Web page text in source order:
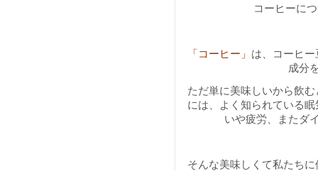
コーヒーに
「コーヒー」 は、コーヒ
成分
ただ単に美味しいから飲
には、よく知られている
いや疲労、またダ
そんな美味しくて私たち